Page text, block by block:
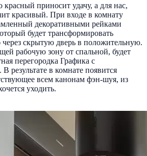
красный приносит удачу, а для нас,
красивый. При входе в комнату
декоративными рейками
будет трансформировать
через скрытую дверь в положительную.
рабочую зону от спальной, будет
перегородка Графика с
результате в комнате появится
всем канонам фэн-шуя, из
уходить.